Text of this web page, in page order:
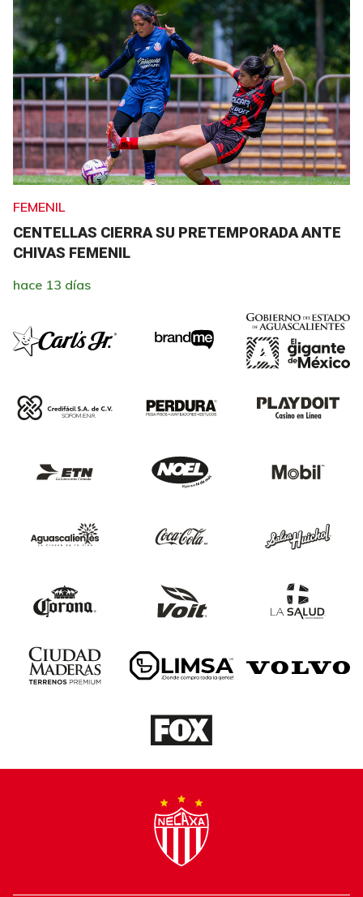
FEMENIL
CENTELLAS CIERRA SU PRETEMPORADA ANTE
CHIVAS FEMENIL
hace 13 días